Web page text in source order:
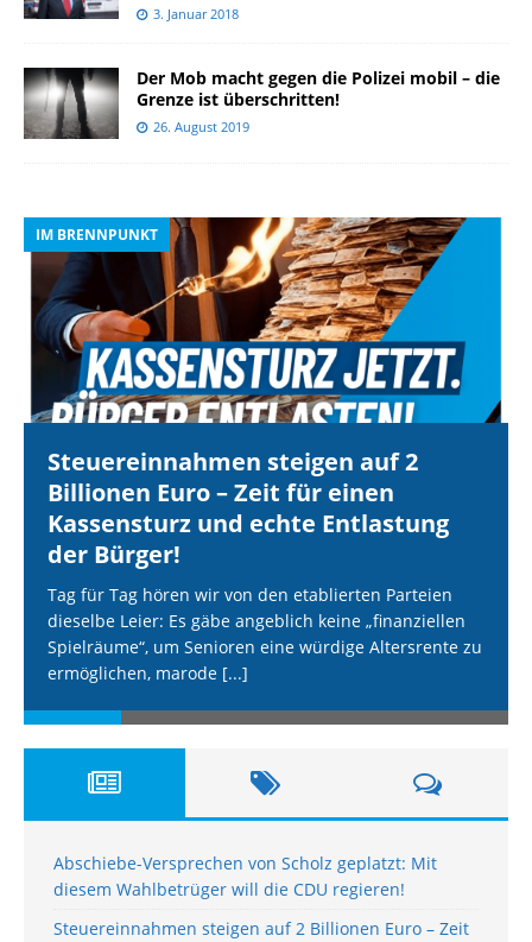
3. Januar 2018
Der Mob macht gegen die Polizei mobil – die
Grenze ist überschritten!
26. August 2019
IM BRENNPUNKT
Steuereinnahmen steigen auf 2
Billionen Euro – Zeit für einen
Kassensturz und echte Entlastung
der Bürger!
Tag für Tag hören wir von den etablierten Parteien
dieselbe Leier: Es gäbe angeblich keine „finanziellen
Spielräume“, um Senioren eine würdige Altersrente zu
ermöglichen, marode [...]
Abschiebe-Versprechen von Scholz geplatzt: Mit
diesem Wahlbetrüger will die CDU regieren!
Steuereinnahmen steigen auf 2 Billionen Euro – Zeit